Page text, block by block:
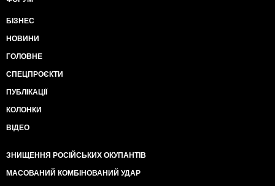
БІЗНЕС
НОВИНИ
ГОЛОВНЕ
СПЕЦПРОЄКТИ
ПУБЛІКАЦІЇ
КОЛОНКИ
ВІДЕО
ЗНИЩЕННЯ РОСІЙСЬКИХ ОКУПАНТІВ
МАСОВАНИЙ КОМБІНОВАНИЙ УДАР